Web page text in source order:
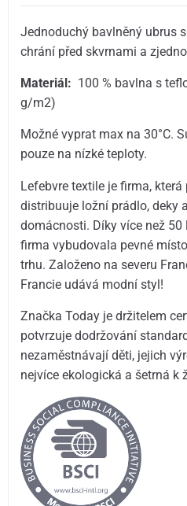
Jednoduchý bavlněný ubrus
chrání před skvrnami a
Materiál: 100 % bavlna s
g/m2)
Možné vyprat max na 30°C.
pouze na nízké teploty.
Lefebvre textile je firma,
distribuuje ložní prádlo, deky
domácnosti. Díky více než
firma vybudovala pevné
trhu. Založeno na severu
Francie udává modní styl!
Značka Today je držitelem
potvrzuje dodržování
nezaměstnávají děti, jejich
nejvíce ekologická a šetrná k